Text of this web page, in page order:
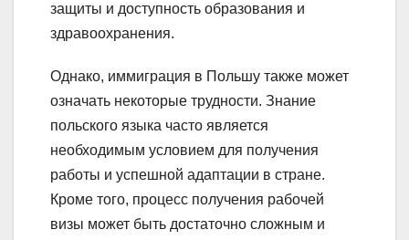
защиты и доступность образования и
здравоохранения.
Однако, иммиграция в Польшу также может
означать некоторые трудности. Знание
польского языка часто является
необходимым условием для получения
работы и успешной адаптации в стране.
Кроме того, процесс получения рабочей
визы может быть достаточно сложным и